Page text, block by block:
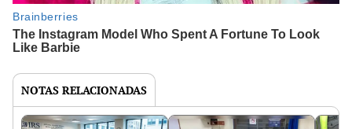
NOTAS RELACIONADAS